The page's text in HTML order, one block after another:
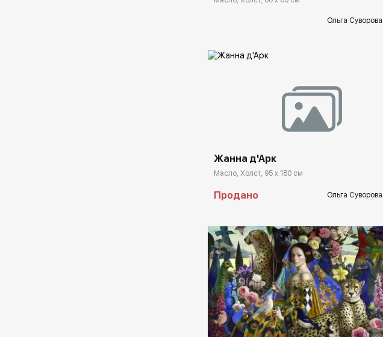
Ольга Суворова
rakovgallery.ru
Жанна д'Арк
Масло, Холст, 95 x 180 см
Продано Ольга Суворова
Домен: rakovgallery.ru